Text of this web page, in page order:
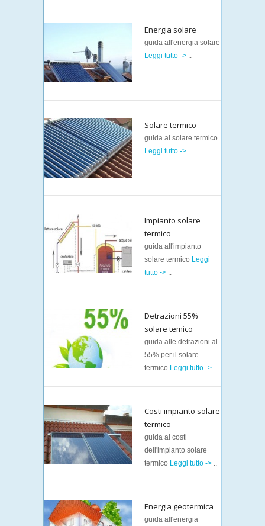
Energia solare
guida all'energia solare
Leggi tutto -> ..
Solare termico
guida al solare termico
Leggi tutto -> ..
Impianto solare
termico
guida all'impianto
solare termico Leggi
tutto -> ..
Detrazioni 55%
solare temico
guida alle detrazioni al
55% per il solare
termico Leggi tutto -> ..
Costi impianto solare
termico
guida ai costi
dell'impianto solare
termico Leggi tutto -> ..
Energia geotermica
guida all'energia